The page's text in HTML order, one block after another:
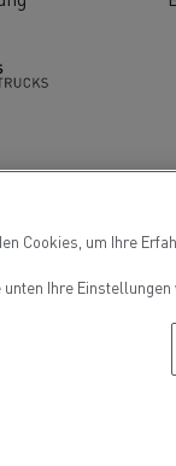
Cookies, um Ihre
unten Ihre Einstellungen